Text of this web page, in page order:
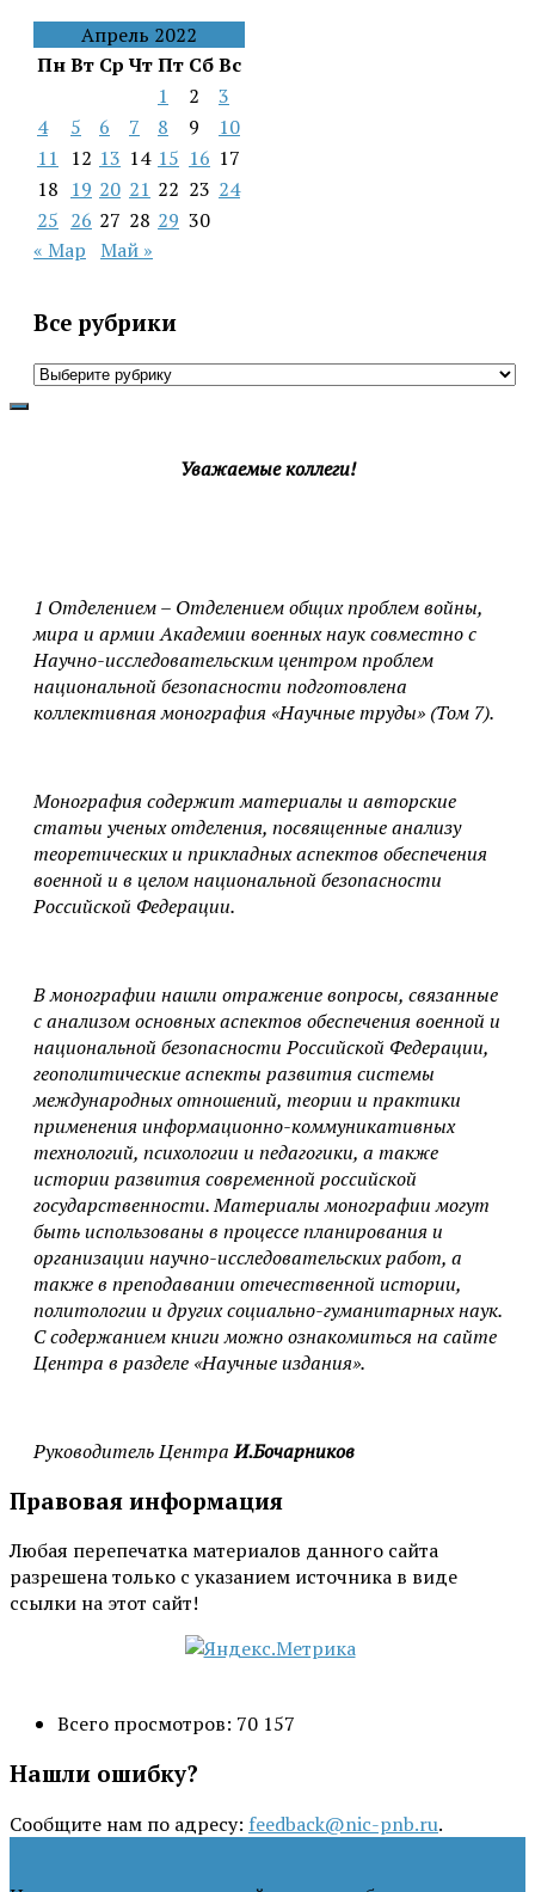
Апрель 2022
ПнВт Ср ЧтПт СбВс
1
2
3
4
5 6 7 8 9
10
11
12 13 14 15 16 17
18 19 20 21 22 23 24
25 26 27 28 29 30
« Мар
Май »
Все рубрики
Все
Уважаемые коллеги!
1 Отделением – Отделением общих проблем войны,
мира и армии Академии военных наук совместно с
Научно-исследовательским центром проблем
национальной безопасности подготовлена
коллективная монография «Научные труды» (Том 7).
Монография содержит материалы и авторские
статьи ученых отделения, посвященные анализу
теоретических и прикладных аспектов обеспечения
военной и в целом национальной безопасности
Российской Федерации.
В монографии нашли отражение вопросы, связанные
с анализом основных аспектов обеспечения военной и
национальной безопасности Российской Федерации,
геополитические аспекты развития системы
международных отношений, теории и практики
применения информационно-коммуникативных
технологий, психологии и педагогики, а также
истории развития современной российской
государственности. Материалы монографии могут
быть использованы в процессе планирования и
организации научно-исследовательских работ, а
также в преподавании отечественной истории,
политологии и других социально-гуманитарных наук.
С содержанием книги можно ознакомиться на сайте
Центра в разделе «Научные издания».
Руководитель ЦентраИ.Бочарников
Правовая информация
Любая перепечатка материалов данного сайта
разрешена только с указанием источника в виде
ссылки на этот сайт!
Всего просмотров: 70 157
Нашли ошибку?
Сообщите нам по адресу: feedback@nic-pnb.ru.